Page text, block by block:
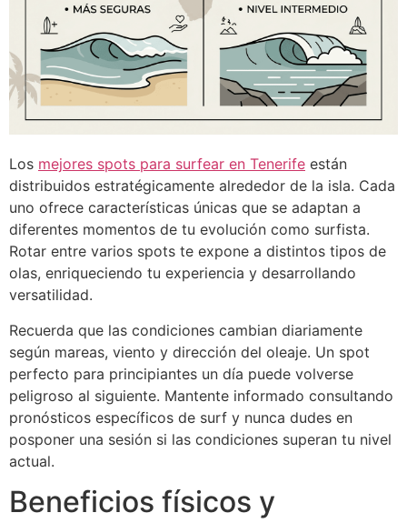
Los mejores spots para surfear en Tenerife están
distribuidos estratégicamente alrededor de la isla. Cada
uno ofrece características únicas que se adaptan a
diferentes momentos de tu evolución como surfista.
Rotar entre varios spots te expone a distintos tipos de
olas, enriqueciendo tu experiencia y desarrollando
versatilidad.
Recuerda que las condiciones cambian diariamente
según mareas, viento y dirección del oleaje. Un spot
perfecto para principiantes un día puede volverse
peligroso al siguiente. Mantente informado consultando
pronósticos específicos de surf y nunca dudes en
posponer una sesión si las condiciones superan tu nivel
actual.
Beneficios físicos y